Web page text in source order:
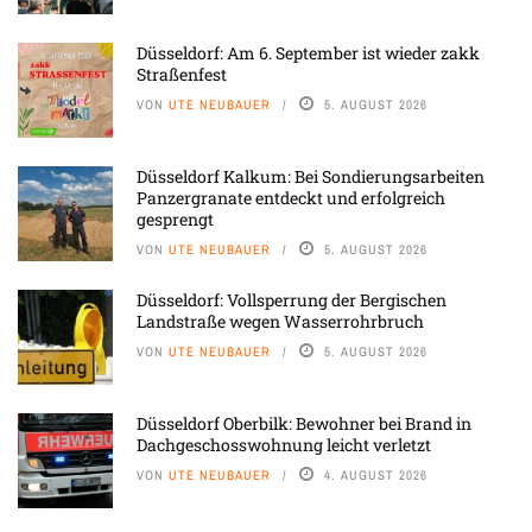
Düsseldorf: Am 6. September ist wieder zakk
Straßenfest
VON UTE NEUBAUER 5. AUGUST 2026
Düsseldorf Kalkum: Bei Sondierungsarbeiten
Panzergranate entdeckt und erfolgreich
gesprengt
VON UTE NEUBAUER 5. AUGUST 2026
Düsseldorf: Vollsperrung der Bergischen
Landstraße wegen Wasserrohrbruch
VON UTE NEUBAUER 5. AUGUST 2026
Düsseldorf Oberbilk: Bewohner bei Brand in
Dachgeschosswohnung leicht verletzt
VON UTE NEUBAUER 4. AUGUST 2026